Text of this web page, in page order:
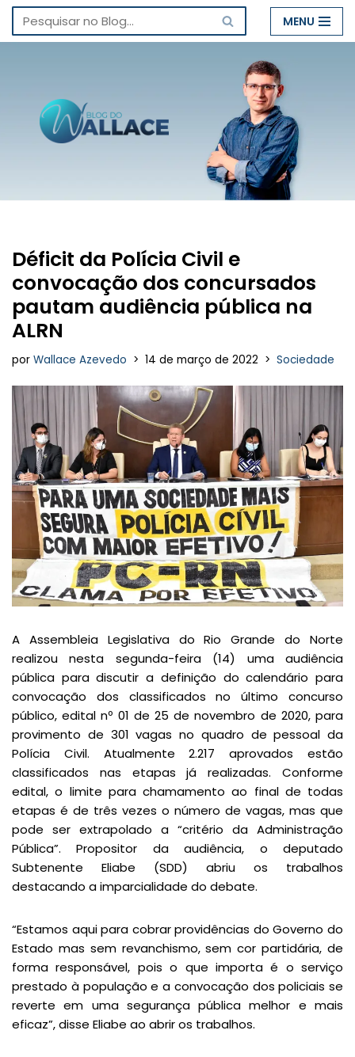
Pular
conteúdo
MENU
Déficit da Polícia Civil e
convocação dos concursados
pautam audiência pública na
ALRN
por Wallace Azevedo 14 de março de 2022 Sociedade
A Assembleia Legislativa do Rio Grande do Norte
realizou nesta segunda-feira (14) uma audiência
pública para discutir a definição do calendário para
convocação dos classificados no último concurso
público, edital nº 01 de 25 de novembro de 2020, para
provimento de 301 vagas no quadro de pessoal da
Polícia Civil. Atualmente 2.217 aprovados estão
classificados nas etapas já realizadas. Conforme
edital, o limite para chamamento ao final de todas
etapas é de três vezes o número de vagas, mas que
pode ser extrapolado a “critério da Administração
Pública”. Propositor da audiência, o deputado
Subtenente Eliabe (SDD) abriu os trabalhos
destacando a imparcialidade do debate.
“Estamos aqui para cobrar providências do Governo do
Estado mas sem revanchismo, sem cor partidária, de
forma responsável, pois o que importa é o serviço
prestado à população e a convocação dos policiais se
reverte em uma segurança pública melhor e mais
eficaz”, disse Eliabe ao abrir os trabalhos.